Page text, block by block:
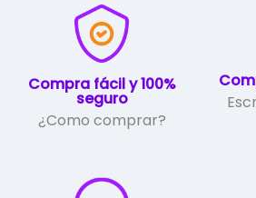
página
producto
Compra fácil y 100%
seguro
¿Como comprar?